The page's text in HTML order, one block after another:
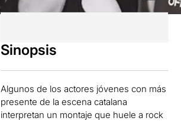
Sinopsis
Algunos de los actores jóvenes con más
presente de la escena catalana
interpretan un montaje que huele a rock